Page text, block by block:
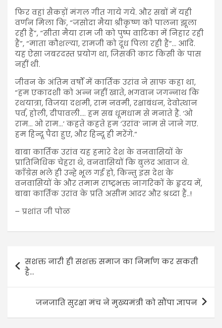
फिर वहां सैकड़ों मंगल गीत गाये गये. और सबों में यही
वर्णन मिला कि, “जसोदा मैया श्रीकृष्ण को पालना झूला
रही हैं”, “सीता मैया राम जी को पुष्प वाटिका में निहार रही
हैं”, “माता कौशल्या, रामजी को दूध पिला रही हैं”… आदि.
यह ऐसा जबरदस्त प्रयोग था, जिसकी काट किसी के पास
नहीं थी.
जीवन के अंतिम वर्षों में कार्तिक उरांव ने साफ कहा था,
“हम एकादशी को अन्न नहीं खाते, भगवान जगन्नाथ कि
रथयात्रा, विजया दशमी, राम नवमी, रक्षाबंधन, देवोत्थान
पर्व, होली, दीपावली…. हम सब धूमधाम से मनाते हैं. ‘ओ
राम… ओ राम…’ कहते कहते हम ‘उरांव’ नाम से जाने गए.
हम हिन्दू पैदा हुए, और हिन्दू ही मरेंगे.“
बाबा कार्तिक उरांव यह हमारे देश के वनवासियों के
प्रातिनिधिक चेहरा थे, वनवासियों कि बुलंद आवाज थे.
काँग्रेस भले ही उन्हे भूल गई हो, किन्तु इस देश के
वनवासियों के और तमाम राष्ट्रभक्त नागरिकों के हृदय में,
बाबा कार्तिक उरांव के प्रति असीम आदर और श्रध्दा हैं..!
– प्रशांत जी पोळ
सशक्त नारी ही सशक्त समाज का निर्माण कर सकती
है…
जनजाति सुरक्षा मंच ने मुख्यमंत्री को सौंपा ज्ञापन